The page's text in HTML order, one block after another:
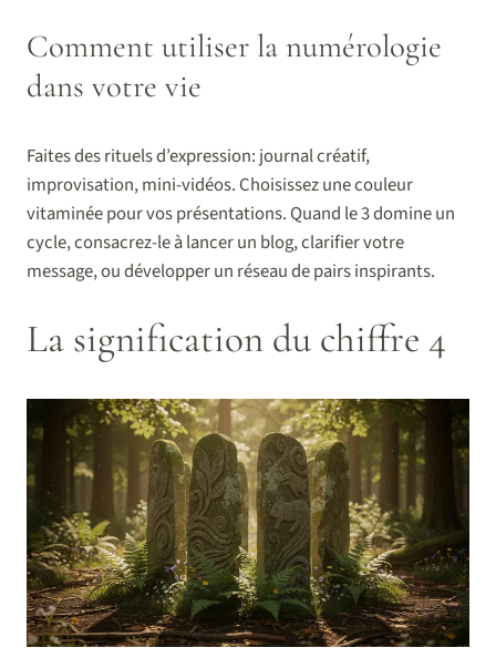
Comment utiliser la numérologie
dans votre vie
Faites des rituels d’expression: journal créatif,
improvisation, mini-vidéos. Choisissez une couleur
vitaminée pour vos présentations. Quand le 3 domine un
cycle, consacrez-le à lancer un blog, clarifier votre
message, ou développer un réseau de pairs inspirants.
La signification du chiffre 4